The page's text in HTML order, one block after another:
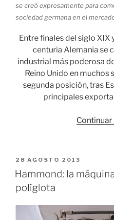
se creó expresamente para
sociedad germana en el
Entre finales del siglo XIX
centuria Alemania se
industrial más poderosa
Reino Unido en muchos
segunda posición, tras
principales
Continuar
PUBLICADO
EL
28 AGOSTO 2013
Hammond: la
políglota